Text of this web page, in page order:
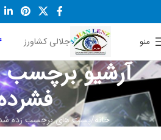
منو جلالی کشاورز
آرشیو
خانه پست های برچسب زده